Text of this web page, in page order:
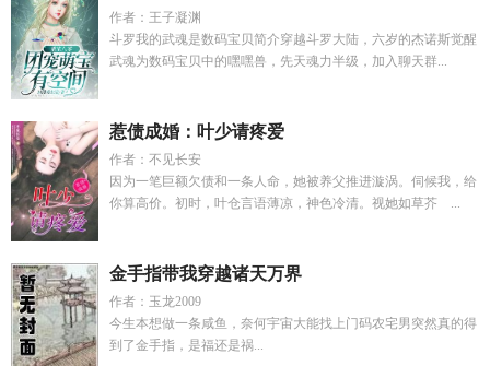
作者：王子凝渊
斗罗我的武魂是数码宝贝简介穿越斗罗大陆，六岁的杰诺斯觉醒
武魂为数码宝贝中的嘿嘿兽，先天魂力半级，加入聊天群...
惹债成婚：叶少请疼爱
作者：不见长安
因为一笔巨额欠债和一条人命，她被养父推进漩涡。伺候我，给
你算高价。初时，叶仓言语薄凉，神色冷清。视她如草芥 ...
金手指带我穿越诸天万界
作者：玉龙2009
今生本想做一条咸鱼，奈何宇宙大能找上门码农宅男突然真的得
到了金手指，是福还是祸...